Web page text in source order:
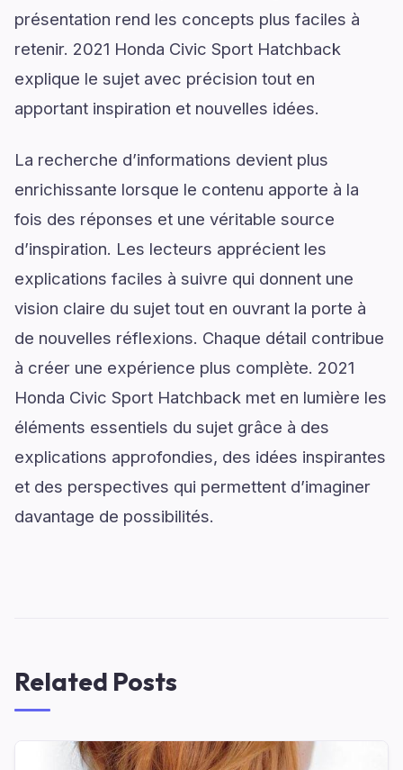
présentation rend les concepts plus faciles à
retenir. 2021 Honda Civic Sport Hatchback
explique le sujet avec précision tout en
apportant inspiration et nouvelles idées.
La recherche d’informations devient plus
enrichissante lorsque le contenu apporte à la
fois des réponses et une véritable source
d’inspiration. Les lecteurs apprécient les
explications faciles à suivre qui donnent une
vision claire du sujet tout en ouvrant la porte à
de nouvelles réflexions. Chaque détail contribue
à créer une expérience plus complète. 2021
Honda Civic Sport Hatchback met en lumière les
éléments essentiels du sujet grâce à des
explications approfondies, des idées inspirantes
et des perspectives qui permettent d’imaginer
davantage de possibilités.
Related Posts